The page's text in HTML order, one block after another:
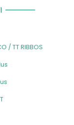
/ TT RIBBOS